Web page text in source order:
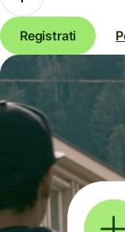
Registrati